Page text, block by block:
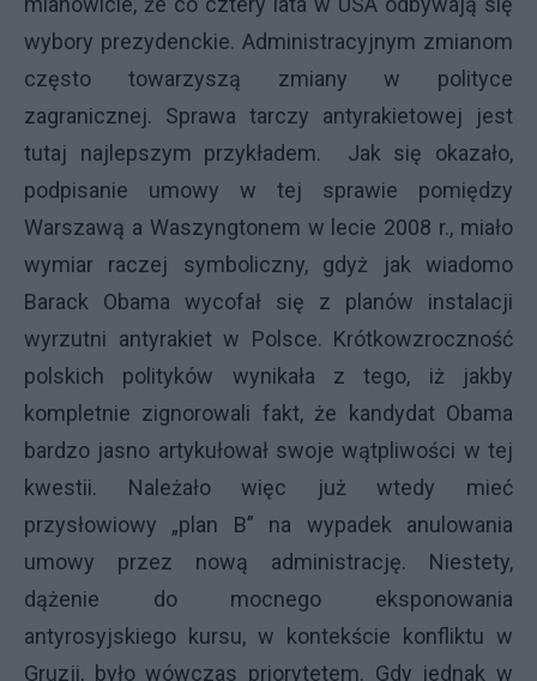
wybory prezydenckie. Administracyjnym zmianom
często towarzyszą zmiany w polityce
zagranicznej. Sprawa tarczy antyrakietowej jest
tutaj najlepszym przykładem. Jak się okazało,
podpisanie umowy w tej sprawie pomiędzy
Warszawą a Waszyngtonem w lecie 2008 r., miało
wymiar raczej symboliczny, gdyż jak wiadomo
Barack Obama wycofał się z planów instalacji
wyrzutni antyrakiet w Polsce. Krótkowzroczność
polskich polityków wynikała z tego, iż jakby
kompletnie zignorowali fakt, że kandydat Obama
bardzo jasno artykułował swoje wątpliwości w tej
kwestii. Należało więc już wtedy mieć
przysłowiowy „plan B” na wypadek anulowania
umowy przez nową administrację. Niestety,
dążenie do mocnego eksponowania
antyrosyjskiego kursu, w kontekście konfliktu w
Gruzji, było wówczas priorytetem. Gdy jednak w